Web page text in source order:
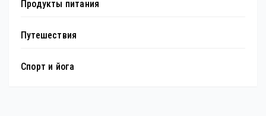
Продукты питания
Путешествия
Спорт и йога